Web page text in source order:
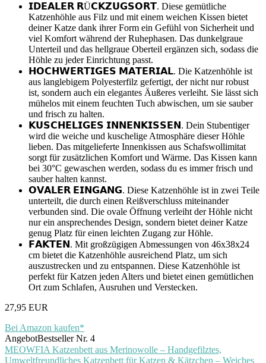
𝗜𝗗𝗘𝗔𝗟𝗘𝗥 𝗥Ü𝗖𝗞𝗭𝗨𝗚𝗦𝗢𝗥𝗧. Diese gemütliche
Katzenhöhle aus Filz und mit einem weichen Kissen bietet
deiner Katze dank ihrer Form ein Gefühl von Sicherheit und
viel Komfort während der Ruhephasen. Das dunkelgraue
Unterteil und das hellgraue Oberteil ergänzen sich, sodass die
Höhle zu jeder Einrichtung passt.
𝗛𝗢𝗖𝗛𝗪𝗘𝗥𝗧𝗜𝗚𝗘𝗦 𝗠𝗔𝗧𝗘𝗥𝗜𝗔𝗟. Die Katzenhöhle ist
aus langlebigem Polyesterfilz gefertigt, der nicht nur robust
ist, sondern auch ein elegantes Äußeres verleiht. Sie lässt sich
mühelos mit einem feuchten Tuch abwischen, um sie sauber
und frisch zu halten.
𝗞𝗨𝗦𝗖𝗛𝗘𝗟𝗜𝗚𝗘𝗦 𝗜𝗡𝗡𝗘𝗡𝗞𝗜𝗦𝗦𝗘𝗡. Dein Stubentiger
wird die weiche und kuschelige Atmosphäre dieser Höhle
lieben. Das mitgelieferte Innenkissen aus Schafswollimitat
sorgt für zusätzlichen Komfort und Wärme. Das Kissen kann
bei 30°C gewaschen werden, sodass du es immer frisch und
sauber halten kannst.
𝗢𝗩𝗔𝗟𝗘𝗥 𝗘𝗜𝗡𝗚𝗔𝗡𝗚. Diese Katzenhöhle ist in zwei Teile
unterteilt, die durch einen Reißverschluss miteinander
verbunden sind. Die ovale Öffnung verleiht der Höhle nicht
nur ein ansprechendes Design, sondern bietet deiner Katze
genug Platz für einen leichten Zugang zur Höhle.
𝗙𝗔𝗞𝗧𝗘𝗡. Mit großzügigen Abmessungen von 46x38x24
cm bietet die Katzenhöhle ausreichend Platz, um sich
auszustrecken und zu entspannen. Diese Katzenhöhle ist
perfekt für Katzen jeden Alters und bietet einen gemütlichen
Ort zum Schlafen, Ausruhen und Verstecken.
27,95 EUR
Bei Amazon kaufen*
AngebotBestseller Nr. 4
MEOWFIA Katzenbett aus Merinowolle – Handgefilztes,
Umweltfreundliches Katzenbett für Katzen & Kätzchen – Weiches